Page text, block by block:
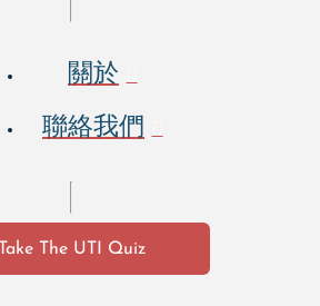
關於
聯絡我們
Take The UTI Quiz